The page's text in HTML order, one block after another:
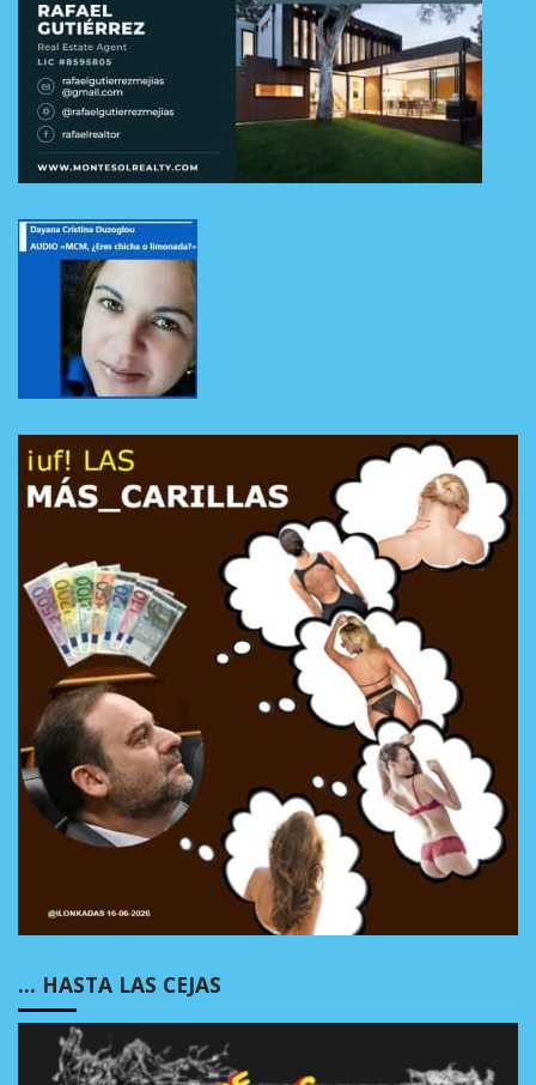
… HASTA LAS CEJAS